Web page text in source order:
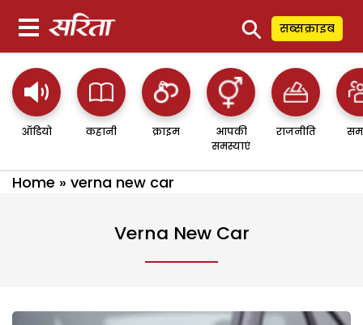
⚲ सब्सक्राइब
ऑडियो कहानी क्राइम
आपकी
समस्याएं
राजनीति
Home » verna new car
Verna New Car